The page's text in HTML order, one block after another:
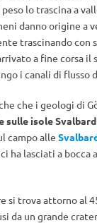
lo trascina a
danno origine a
trascinando
a fine corsa
i canali di flusso
che i geologi di
sulle isole Svalbard
campo alle
ha lasciati a
si trova attorno al
da un grande